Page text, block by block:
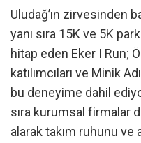
Uludağ’ın zirvesinden
yanı sıra 15K ve 5K
hitap eden Eker I Run;
katılımcıları ve Minik
bu deneyime dahil
sıra kurumsal firmalar
alarak takım ruhunu